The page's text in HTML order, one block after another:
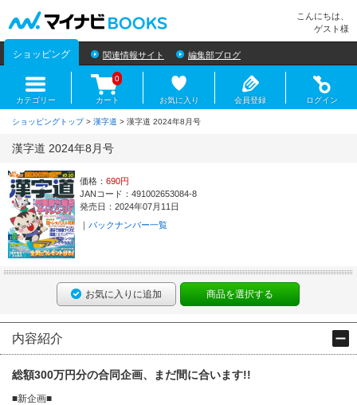
こんにちは、
ゲスト様
ショッピング 関連情報サイト 編集部ブログ
カテゴリー カート
0
お気に入り 会員登録 ログイン
ショッピングトップ> 漢字道 > 漢字道 2024年8月号
漢字道 2024年8月号
価格： 690円
JANコード：491002653084-8
発売日：2024年07月11日
バックナンバー一覧
お気に入りに追加 商品を選択する
内容紹介
総額300万円分の合同企画、まだ間に合います!!
■新企画■